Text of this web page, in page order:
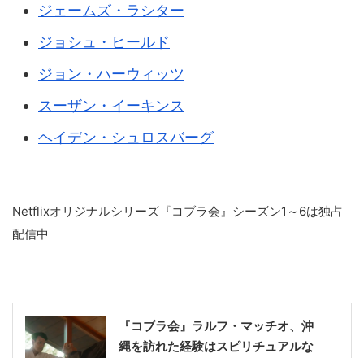
ジェームズ・ラシター
ジョシュ・ヒールド
ジョン・ハーウィッツ
スーザン・イーキンス
ヘイデン・シュロスバーグ
Netflixオリジナルシリーズ『コブラ会』シーズン1～6は独占
配信中
『コブラ会』ラルフ・マッチオ、沖
縄を訪れた経験はスピリチュアルな